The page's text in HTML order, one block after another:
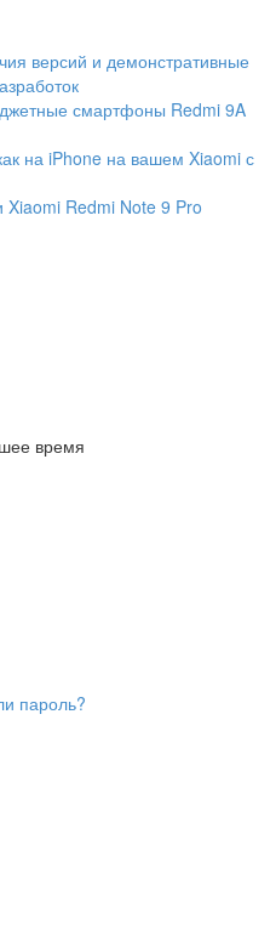
версий и демонстративные
смартфоны Redmi 9A
на iPhone на вашем Xiaomi с
Xiaomi Redmi Note 9 Pro
время
пароль?